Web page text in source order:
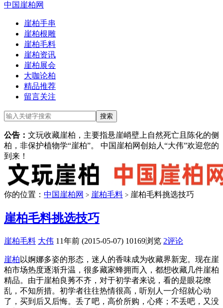
中国崖柏网
崖柏手串
崖柏根雕
崖柏毛料
崖柏资讯
崖柏展会
大咖论柏
精品推荐
留言关注
公告： 文玩收藏崖柏，主要指悬崖峭壁上自然死亡且陈化的侧
柏，非保护植物学“崖柏”。 中国崖柏网创始人“大伟”欢迎您的
到来！
你的位置： 中国崖柏网 > 崖柏毛料 > 崖柏毛料挑选技巧
崖柏毛料挑选技巧
崖柏毛料 大伟 11年前 (2015-05-07) 10169浏览 2评论
崖柏 以婀娜多姿的形态，迷人的香味成为收藏界新宠。现在崖
柏市场热度逐渐升温，很多藏家蜂拥而入，都想收藏几件崖柏
精品。由于崖柏良莠不齐，对于初学者来说，看的是眼花缭
乱，不知所措。初学者往往热情很高，听别人一介绍就心动
了，买到后又后悔。丢了吧，高价所购，心疼；不丢吧，又没